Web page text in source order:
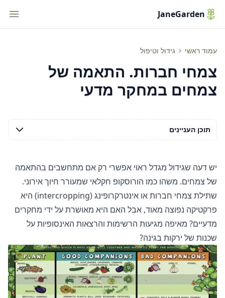
JaneGarden
עמוד ראשי גידול וטיפול התאמה של צמחים. האם זה באמת עובד? ניתוח צמחי חברות
צמחי חברות. התאמה של
צמחים במחקר מדעי
יש דעה שגידול מגדל ראוי אפשרי רק אם מתחשבים בהתאמה
של צמחים. משהו כמו הורוסקופ חקלאי שמעורר חיוך אירוני.
שתילת צמחי חברות או אינטרקרופינג (intercropping) היא
פרקטיקה נפוצה מאוד, אבל האם היא מאושרת על ידי מחקרים
מדעיים? מאיפה מגיעות הרשימות והרצאות האינסופיות על
שכנות של ירקות בגינה?
תוכן העניינים